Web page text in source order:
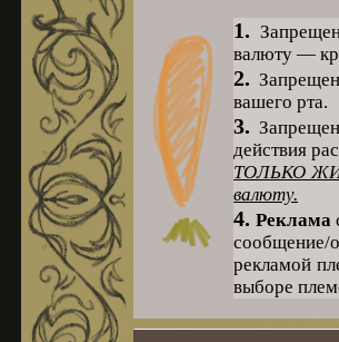
1.
валюту —
2.
вашего рта.
3.
действия
ТОЛЬКО
валюту.
4. Реклама
сообщение/
рекламой
выборе